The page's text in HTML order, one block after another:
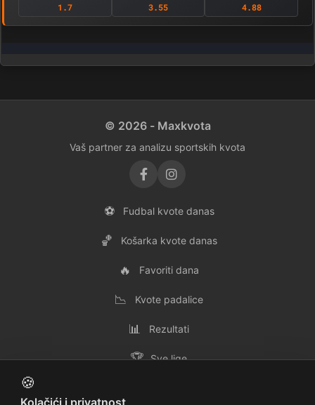
1.7 3.55 4.88
© 2026 - Maxkvota
Vaš partner za analizu sportskih kvota
⚽ Fudbal kvote danas
🏀 Košarka kvote danas
🔥 Favoriti dana
📉 Kvote padalice
📊 Rezultati
🏆 Sve lige
🍪
Kolačići i privatnost